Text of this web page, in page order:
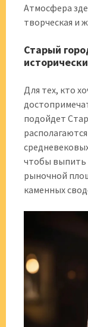
Атмосфера
творческая и
Старый
Для тех, кто
подойдет
чтобы выпить
рыночной
каменных